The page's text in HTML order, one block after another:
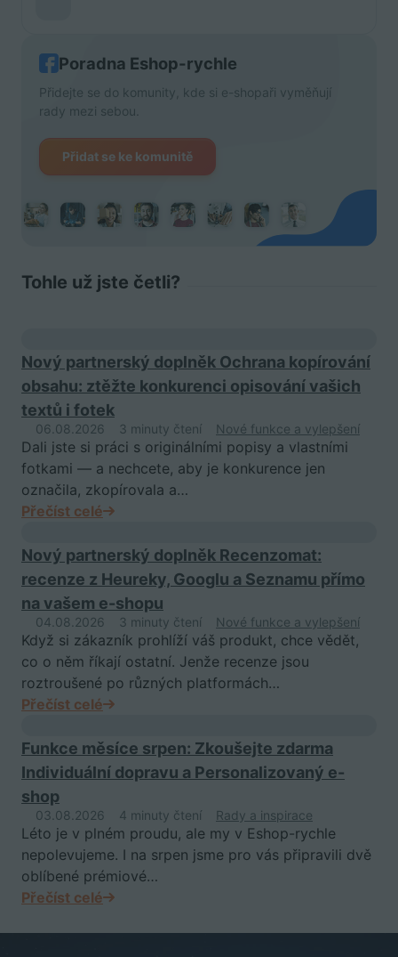
Poradna Eshop-rychle
Přidejte se do komunity, kde si e-shopaři vyměňují
rady mezi sebou.
Přidat se ke komunitě
Tohle už jste četli?
Nový partnerský doplněk Ochrana kopírování
obsahu: ztěžte konkurenci opisování vašich
textů i fotek
06.08.2026 3 minuty čtení Nové funkce a vylepšení
Dali jste si práci s originálními popisy a vlastními
fotkami — a nechcete, aby je konkurence jen
označila, zkopírovala a…
Přečíst celé
Nový partnerský doplněk Recenzomat:
recenze z Heureky, Googlu a Seznamu přímo
na vašem e-shopu
04.08.2026 3 minuty čtení Nové funkce a vylepšení
Když si zákazník prohlíží váš produkt, chce vědět,
co o něm říkají ostatní. Jenže recenze jsou
roztroušené po různých platformách…
Přečíst celé
Funkce měsíce srpen: Zkoušejte zdarma
Individuální dopravu a Personalizovaný e-
shop
03.08.2026 4 minuty čtení Rady a inspirace
Léto je v plném proudu, ale my v Eshop-rychle
nepolevujeme. I na srpen jsme pro vás připravili dvě
oblíbené prémiové…
Přečíst celé